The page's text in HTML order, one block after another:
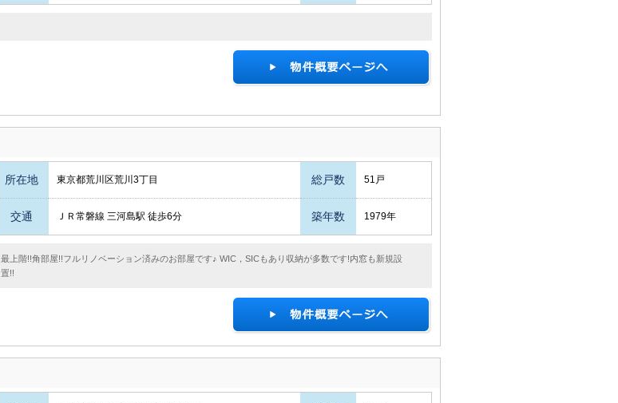
所在地 東京都荒川区荒川3丁目 総戸数 51戸
交通 ＪＲ常磐線 三河島駅 徒歩6分 築年数 1979年
最上階!!角部屋!!フルリノベーション済みのお部屋です♪ WIC，SICもあり収納が多数です!内窓も新規設
置!!